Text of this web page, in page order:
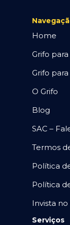
Home
Grifo
Grifo
O Grifo
Blog
SAC –
Termos
Política
Política
Invista no
Serviços